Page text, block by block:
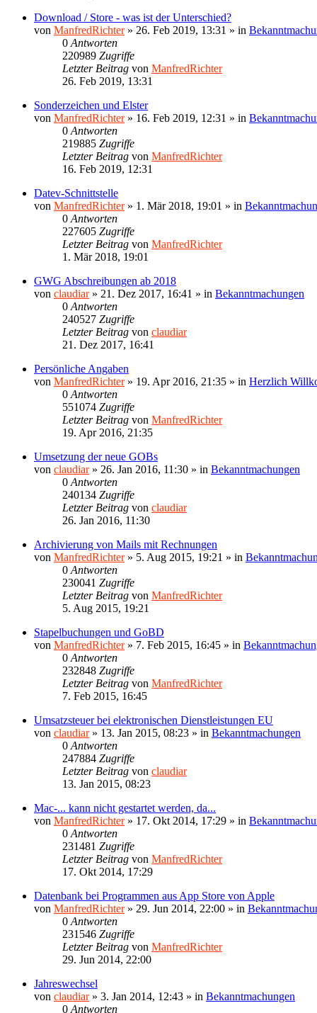
Download / Store - was ist der Unterschied?
von ManfredRichter» 26. Feb 2019, 13:31 » in
0 Antworten
220989 Zugriffe
Letzter Beitrag von ManfredRichter
26. Feb 2019, 13:31
Sonderzeichen und Elster
von ManfredRichter» 16. Feb 2019, 12:31 » in
0 Antworten
219885 Zugriffe
Letzter Beitrag von ManfredRichter
16. Feb 2019, 12:31
Datev-Schnittstelle
von ManfredRichter» 1. Mär 2018, 19:01 » in
0 Antworten
227605 Zugriffe
Letzter Beitrag von ManfredRichter
1. Mär 2018, 19:01
GWG Abschreibungen ab 2018
von claudiar» 21. Dez 2017, 16:41 » in Bekanntmachungen
0 Antworten
240527 Zugriffe
Letzter Beitrag von claudiar
21. Dez 2017, 16:41
Persönliche Angaben
von ManfredRichter» 19. Apr 2016, 21:35 » in Herzlich
0 Antworten
551074 Zugriffe
Letzter Beitrag von ManfredRichter
19. Apr 2016, 21:35
Umsetzung der neue GOBs
von claudiar» 26. Jan 2016, 11:30 » in Bekanntmachungen
0 Antworten
240134 Zugriffe
Letzter Beitrag von claudiar
26. Jan 2016, 11:30
Archivierung von Mails mit Rechnungen
von ManfredRichter» 5. Aug 2015, 19:21 » in
0 Antworten
230041 Zugriffe
Letzter Beitrag von ManfredRichter
5. Aug 2015, 19:21
Stapelbuchungen und GoBD
von ManfredRichter» 7. Feb 2015, 16:45 » in
0 Antworten
232848 Zugriffe
Letzter Beitrag von ManfredRichter
7. Feb 2015, 16:45
Umsatzsteuer bei elektronischen Dienstleistungen EU
von claudiar» 13. Jan 2015, 08:23 » in Bekanntmachungen
0 Antworten
247884 Zugriffe
Letzter Beitrag von claudiar
13. Jan 2015, 08:23
Mac-... kann nicht gestartet werden, da...
von ManfredRichter» 17. Okt 2014, 17:29 » in
0 Antworten
231481 Zugriffe
Letzter Beitrag von ManfredRichter
17. Okt 2014, 17:29
Datenbank bei Programmen aus App Store von Apple
von ManfredRichter» 29. Jun 2014, 22:00 » in
0 Antworten
231546 Zugriffe
Letzter Beitrag von ManfredRichter
29. Jun 2014, 22:00
Jahreswechsel
von claudiar» 3. Jan 2014, 12:43 » in Bekanntmachungen
0 Antworten